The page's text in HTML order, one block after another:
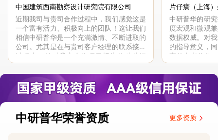
中国建筑西南勘察设计研究院有限公司
近期我司与贵司合作过程中，我们感觉这是
一个富有活力、积极向上的团队！这让我们
相信中研普华是一个充满激情、不断进取的
公司。尤其是在与贵司客户经理的联系接洽
过程中，针对我方合作项目报告的种种细
节，及时细致缜密地协助与项目部沟通、探
讨和完善...
片仔癀（上海
中研普华的研
度宏观和微观
数据权威。对
的指导意义，
高的参考价值
体化”服务和行
司继续...
中研普华荣誉资质 更多资质